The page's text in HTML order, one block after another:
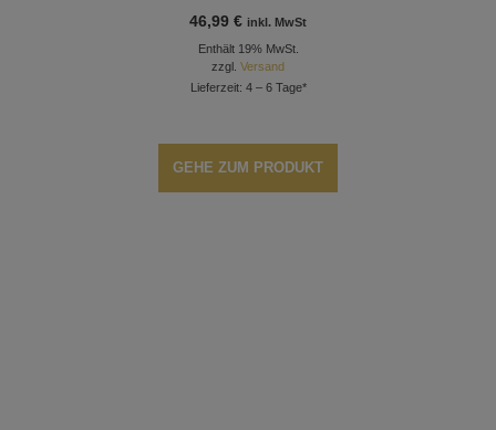
46,99€ inkl. MwSt
Enthält 19% MwSt.
zzgl.Versand
Lieferzeit: 4 – 6 Tage*
GEHE ZUM PRODUKT